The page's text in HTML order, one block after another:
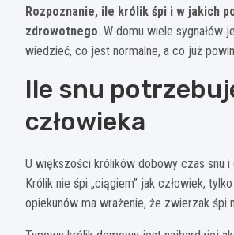
Rozpoznanie, ile królik śpi i w jakich
zdrowotnego. W domu wiele sygnałów
wiedzieć, co jest normalne, a co już
Ile snu
człowieka
U większości królików dobowy czas snu
Królik nie śpi „ciągiem” jak człowiek,
opiekunów ma wrażenie, że zwierzak śpi